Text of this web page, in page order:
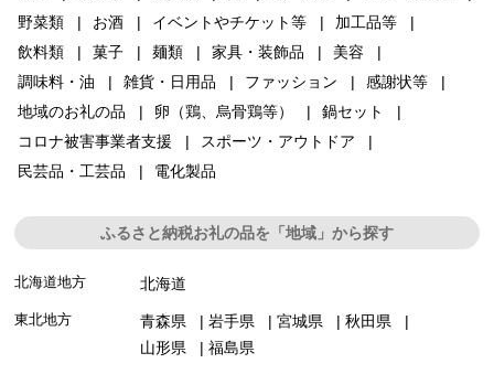
野菜類
お酒 イベントやチケット等
加工品等
飲料類
菓子 麺類 家具・装飾品
美容
調味料・油
雑貨・日用品 ファッション
感謝状等
地域のお礼の品
卵（鶏、烏骨鶏等）
鍋セット
コロナ被害事業者支援
スポーツ・アウトドア
民芸品・工芸品
電化製品
ふるさと納税お礼の品を「地域」から探す
北海道地方 北海道
東北地方 青森県 岩手県 宮城県
秋田県
山形県
福島県